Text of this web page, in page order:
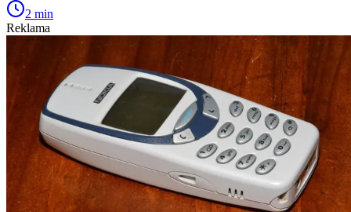
2 min
Reklama